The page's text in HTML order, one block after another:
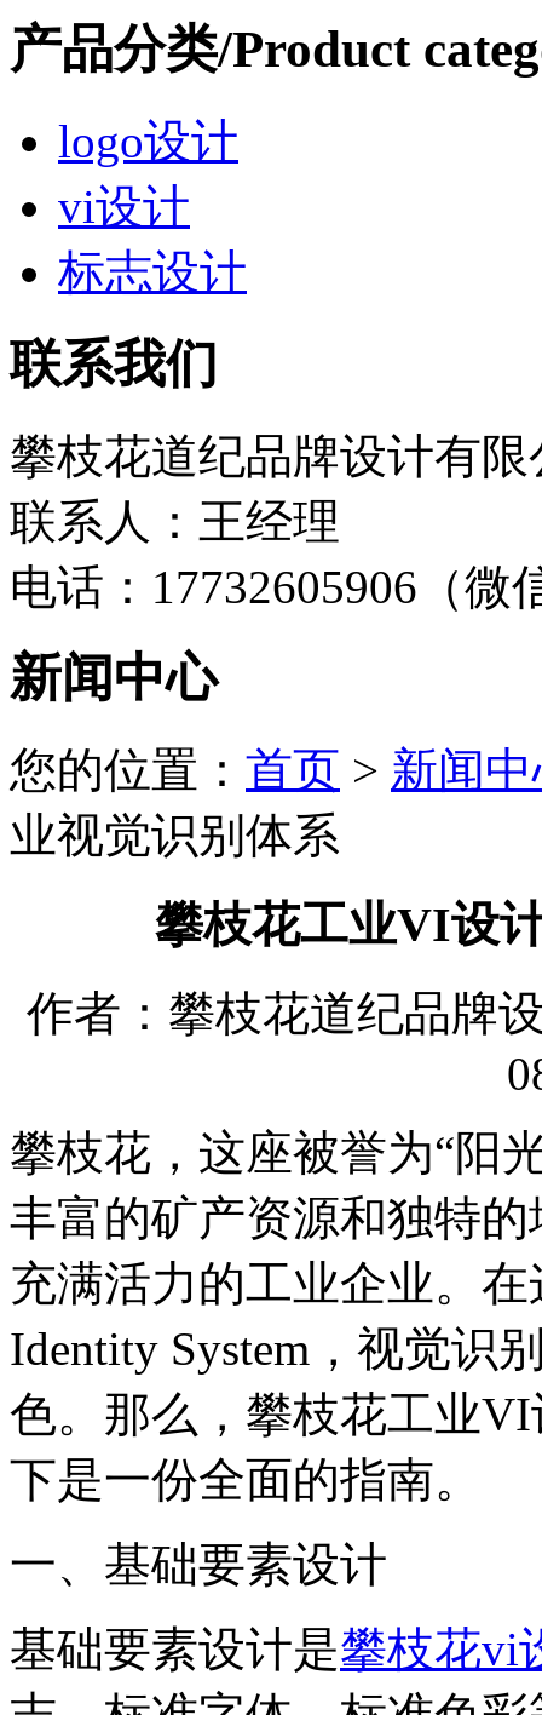
产品分类/Product
logo设计
vi设计
标志设计
联系我们
攀枝花道纪品牌设计有限
联系人：王经理
电话：17732605906（微
新闻中心
您的位置： 首页 > 新闻
业视觉识别体系
攀枝花工业VI设
作者：攀枝花道纪品牌
攀枝花，这座被誉为“阳
丰富的矿产资源和独特
充满活力的工业企业。
Identity System，视觉识
色。那么，攀枝花工业
下是一份全面的指南。
‌一、基础要素设计‌
基础要素设计是攀枝花vi